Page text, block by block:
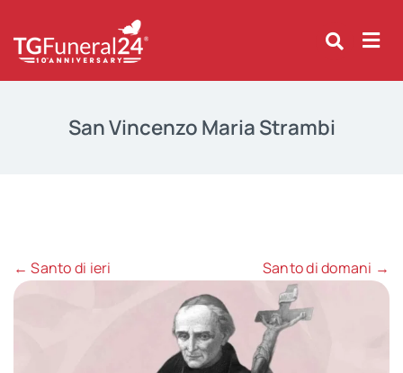
content
San Vincenzo Maria Strambi
← Santo di ieri Santo di domani →